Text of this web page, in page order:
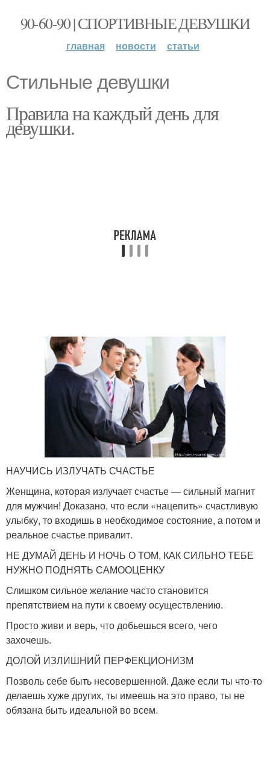
90-60-90 | СПОРТИВНЫЕ ДЕВУШКИ
главная новости статьи
Стильные девушки
Правила на каждый день для
девушки.
НАУЧИСЬ ИЗЛУЧАТЬ СЧАСТЬЕ
Женщина, которая излучает счастье — сильный магнит
для мужчин! Доказано, что если «нацепить» счастливую
улыбку, то входишь в необходимое состояние, а потом и
реальное счастье привалит.
НЕ ДУМАЙ ДЕНЬ И НОЧЬ О ТОМ, КАК СИЛЬНО ТЕБЕ
НУЖНО ПОДНЯТЬ САМООЦЕНКУ
Слишком сильное желание часто становится
препятствием на пути к своему осуществлению.
Просто живи и верь, что добьешься всего, чего
захочешь.
ДОЛОЙ ИЗЛИШНИЙ ПЕРФЕКЦИОНИЗМ
Позволь себе быть несовершенной. Даже если ты что-то
делаешь хуже других, ты имеешь на это право, ты не
обязана быть идеальной во всем.